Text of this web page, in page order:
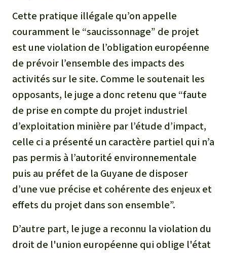
Cette pratique illégale qu’on appelle
couramment le “saucissonnage” de projet
est une violation de l’obligation européenne
de prévoir l’ensemble des impacts des
activités sur le site. Comme le soutenait les
opposants, le juge a donc retenu que “faute
de prise en compte du projet industriel
d’exploitation minière par l’étude d’impact,
celle ci a présenté un caractère partiel qui n’a
pas permis à l’autorité environnementale
puis au préfet de la Guyane de disposer
d’une vue précise et cohérente des enjeux et
effets du projet dans son ensemble”.
D’autre part, le juge a reconnu la violation du
droit de l'union européenne qui oblige l'état